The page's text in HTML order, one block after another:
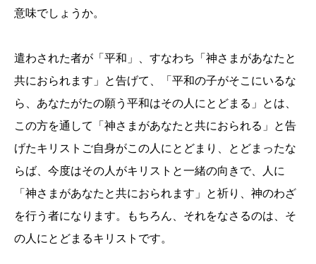
意味でしょうか。
遣わされた者が「平和」、すなわち「神さまがあなたと
共におられます」と告げて、「平和の子がそこにいるな
ら、あなたがたの願う平和はその人にとどまる」とは、
この方を通して「神さまがあなたと共におられる」と告
げたキリストご自身がこの人にとどまり、とどまったな
らば、今度はその人がキリストと一緒の向きで、人に
「神さまがあなたと共におられます」と祈り、神のわざ
を行う者になります。もちろん、それをなさるのは、そ
の人にとどまるキリストです。